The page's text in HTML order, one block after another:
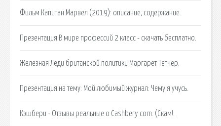
Фильм Капитан Марвел (2019): описание, содержание.
Презентация В мире профессий 2 класс - скачать бесплатно.
Железная Леди британской политики Маргарет Тетчер.
Презентация на тему: Мой любимый журнал: Чему я учусь.
Кэшбери - Отзывы реальные о Cashbery com. (Скам!.